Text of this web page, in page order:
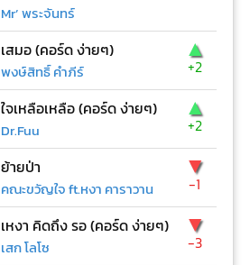
Mr’ พระจันทร์
เสมอ (คอร์ด ง่ายๆ)
พงษ์สิทธิ์ คำภีร์
▲
+2
ใจเหลือเหลือ (คอร์ด ง่ายๆ)
Dr.Fuu
▲
+2
ย้ายป่า
คณะขวัญใจ ft.หงา คาราวาน
▼
-1
เหงา คิดถึง รอ (คอร์ด ง่ายๆ)
เสก โลโซ
▼
-3